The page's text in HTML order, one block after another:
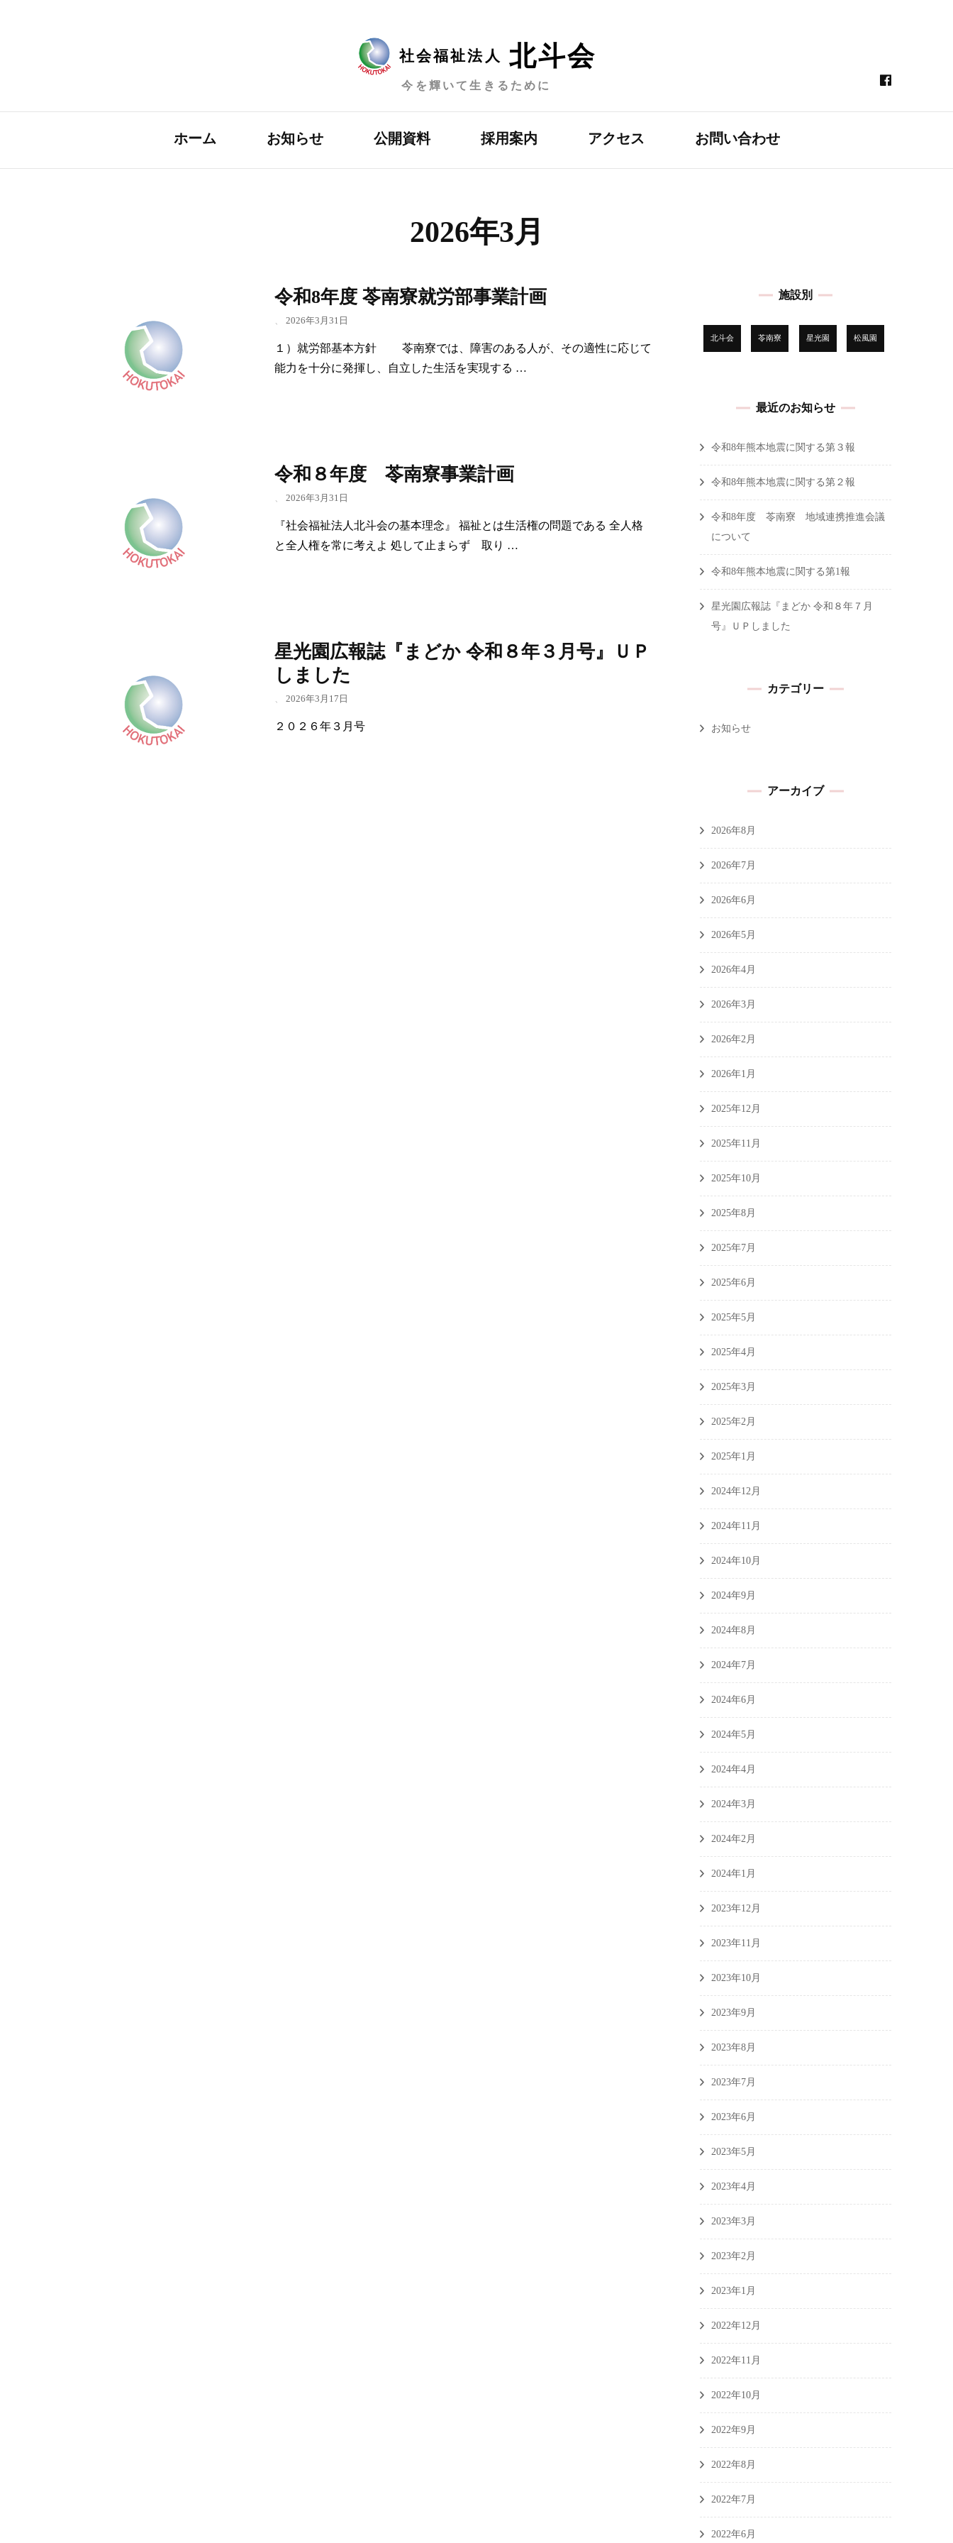
社会福祉法人 北斗会
今を輝いて生きるために
ホーム お知らせ 公開資料 採用案内 アクセス お問い合わせ
2026年3月
令和8年度 苓南寮就労部事業計画
2026年3月31日
１）就労部基本方針 苓南寮では、障害のある人が、その適性に応じて
能力を十分に発揮し、自立した生活を実現する …
令和８年度 苓南寮事業計画
2026年3月31日
『社会福祉法人北斗会の基本理念』 福祉とは生活権の問題である 全人格
と全人権を常に考えよ 処して止まらず 取り …
星光園広報誌『まどか 令和８年３月号』ＵＰ
しました
2026年3月17日
２０２６年３月号
施設別
北斗会 苓南寮 星光園 松風園
最近のお知らせ
令和8年熊本地震に関する第３報
令和8年熊本地震に関する第２報
令和8年度 苓南寮 地域連携推進会議
について
令和8年熊本地震に関する第1報
星光園広報誌『まどか 令和８年７月
号』ＵＰしました
カテゴリー
お知らせ
アーカイブ
2026年8月
2026年7月
2026年6月
2026年5月
2026年4月
2026年3月
2026年2月
2026年1月
2025年12月
2025年11月
2025年10月
2025年8月
2025年7月
2025年6月
2025年5月
2025年4月
2025年3月
2025年2月
2025年1月
2024年12月
2024年11月
2024年10月
2024年9月
2024年8月
2024年7月
2024年6月
2024年5月
2024年4月
2024年3月
2024年2月
2024年1月
2023年12月
2023年11月
2023年10月
2023年9月
2023年8月
2023年7月
2023年6月
2023年5月
2023年4月
2023年3月
2023年2月
2023年1月
2022年12月
2022年11月
2022年10月
2022年9月
2022年8月
2022年7月
2022年6月